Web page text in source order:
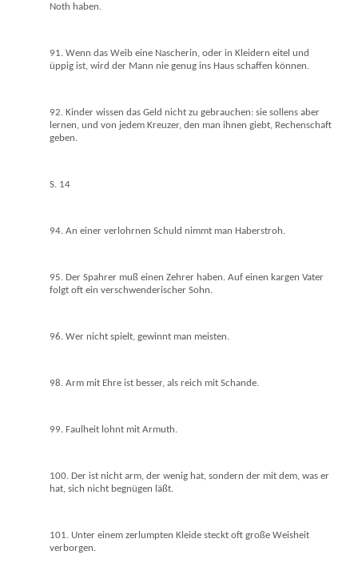
Noth haben.
91. Wenn das Weib eine Nascherin, oder in Kleidern eitel und
üppig ist, wird der Mann nie genug ins Haus schaffen können.
92. Kinder wissen das Geld nicht zu gebrauchen: sie sollens aber
lernen, und von jedem Kreuzer, den man ihnen giebt, Rechenschaft
geben.
S. 14
94. An einer verlohrnen Schuld nimmt man Haberstroh.
95. Der Spahrer muß einen Zehrer haben. Auf einen kargen Vater
folgt oft ein verschwenderischer Sohn.
96. Wer nicht spielt, gewinnt man meisten.
98. Arm mit Ehre ist besser, als reich mit Schande.
99. Faulheit lohnt mit Armuth.
100. Der ist nicht arm, der wenig hat, sondern der mit dem, was er
hat, sich nicht begnügen läßt.
101. Unter einem zerlumpten Kleide steckt oft große Weisheit
verborgen.